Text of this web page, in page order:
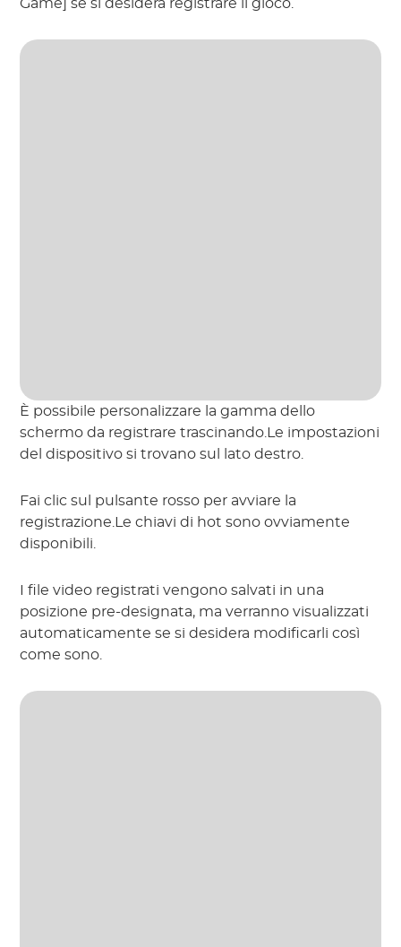
Game] se si desidera registrare il gioco.
È possibile personalizzare la gamma dello
schermo da registrare trascinando.Le impostazioni
del dispositivo si trovano sul lato destro.
Fai clic sul pulsante rosso per avviare la
registrazione.Le chiavi di hot sono ovviamente
disponibili.
I file video registrati vengono salvati in una
posizione pre-designata, ma verranno visualizzati
automaticamente se si desidera modificarli così
come sono.